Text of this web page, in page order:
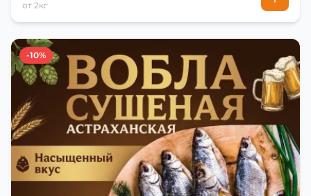
от 2кг
-10%